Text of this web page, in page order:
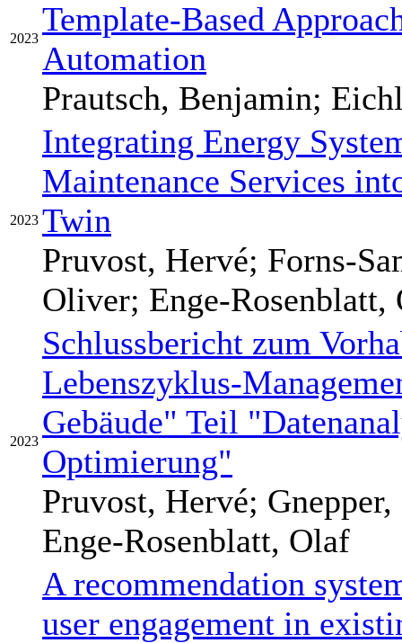
2023
Template-Based
Automation
Prautsch, Benjamin;
2023
Integrating Energy
Maintenance Services
Twin
Pruvost, Hervé; Forns-
Oliver; Enge-Rosenblatt,
2023
Schlussbericht zum
Lebenszyklus-
Gebäude" Teil
Optimierung"
Pruvost, Hervé;
Enge-Rosenblatt, Olaf
A recommendation
user engagement in